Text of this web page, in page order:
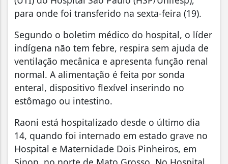
para onde foi transferido na sexta-feira (19).
Segundo o boletim médico do hospital, o líder
indígena não tem febre, respira sem ajuda de
ventilação mecânica e apresenta função renal
normal. A alimentação é feita por sonda
enteral, dispositivo flexível inserindo no
estômago ou intestino.
Raoni está hospitalizado desde o último dia
14, quando foi internado em estado grave no
Hospital e Maternidade Dois Pinheiros, em